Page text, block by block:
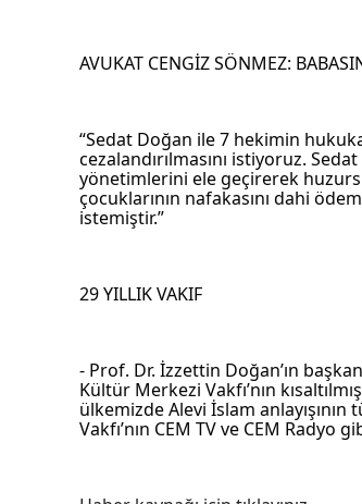
AVUKAT CENGİZ SÖNMEZ:
“Sedat Doğan ile 7 hekimin
cezalandırılmasını istiyoruz.
yönetimlerini ele geçirerek
çocuklarının nafakasını dahi
istemiştir.”
29 YILLIK VAKIF
- Prof. Dr. İzzettin Doğan’ın
Kültür Merkezi Vakfı’nın
ülkemizde Alevi İslam anlayışının
Vakfı’nın CEM TV ve CEM Radyo